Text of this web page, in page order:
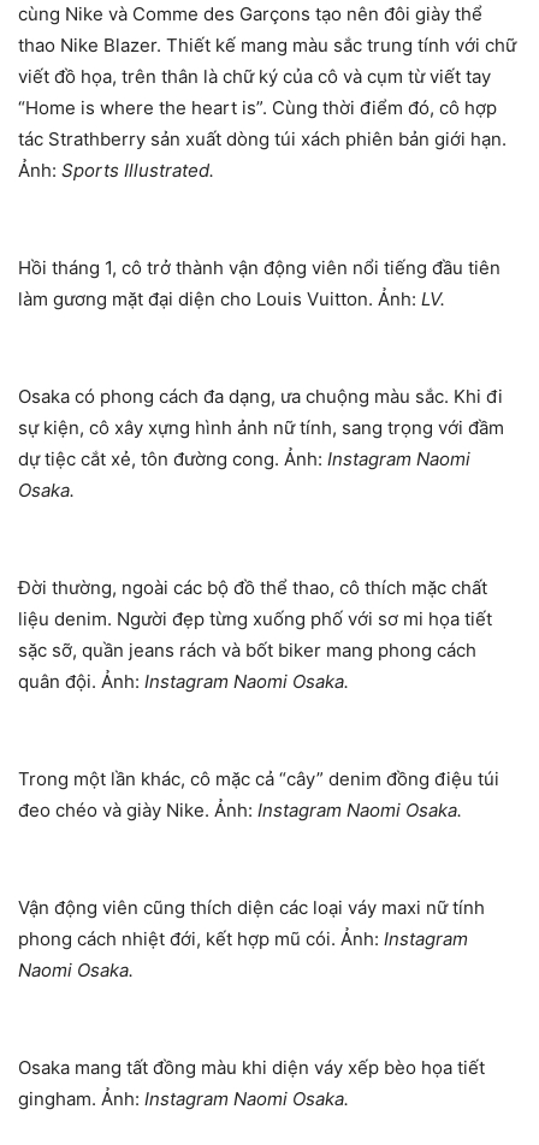
cùng Nike và Comme des Garçons tạo nên đôi giày thể
thao Nike Blazer. Thiết kế mang màu sắc trung tính với chữ
viết đồ họa, trên thân là chữ ký của cô và cụm từ viết tay
“Home is where the heart is”. Cùng thời điểm đó, cô hợp
tác Strathberry sản xuất dòng túi xách phiên bản giới hạn.
Ảnh: Sports Illustrated.
Hồi tháng 1, cô trở thành vận động viên nổi tiếng đầu tiên
làm gương mặt đại diện cho Louis Vuitton. Ảnh: LV.
Osaka có phong cách đa dạng, ưa chuộng màu sắc. Khi đi
sự kiện, cô xây xựng hình ảnh nữ tính, sang trọng với đầm
dự tiệc cắt xẻ, tôn đường cong. Ảnh: Instagram Naomi
Osaka.
Đời thường, ngoài các bộ đồ thể thao, cô thích mặc chất
liệu denim. Người đẹp từng xuống phố với sơ mi họa tiết
sặc sỡ, quần jeans rách và bốt biker mang phong cách
quân đội. Ảnh: Instagram Naomi Osaka.
Trong một lần khác, cô mặc cả “cây” denim đồng điệu túi
đeo chéo và giày Nike. Ảnh: Instagram Naomi Osaka.
Vận động viên cũng thích diện các loại váy maxi nữ tính
phong cách nhiệt đới, kết hợp mũ cói. Ảnh: Instagram
Naomi Osaka.
Osaka mang tất đồng màu khi diện váy xếp bèo họa tiết
gingham. Ảnh: Instagram Naomi Osaka.